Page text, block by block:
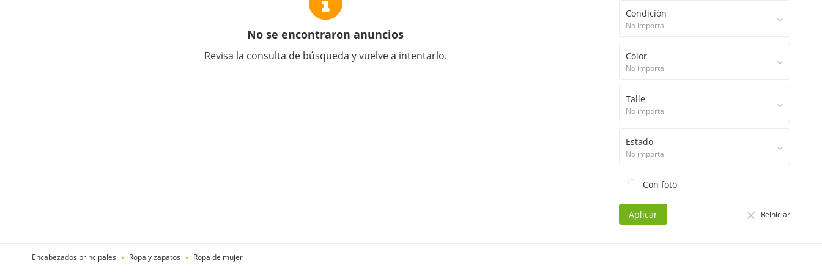
No se encontraron anuncios
Revisa la consulta de búsqueda y vuelve a intentarlo.
Condición
No importa
Color
No importa
Talle
No importa
Estado
No importa
Con foto
Aplicar Reiniciar
Encabezados principales Ropa y zapatos Ropa de mujer